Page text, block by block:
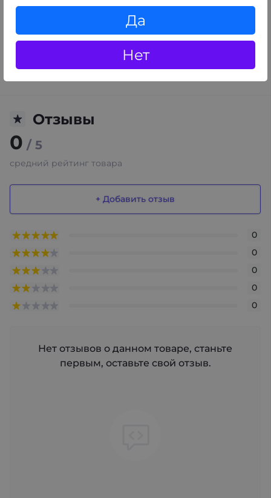
Да
Нет
Данный портсигар с автоматической подачей очень
компактный, его можно носить куда угодно. А если
хотите удивить друзей-курильщиков, то такой
Отзывы
0 / 5
средний рейтинг товара
+ Добавить отзыв
0
0
0
0
0
Нет отзывов о данном товаре, станьте
первым, оставьте свой отзыв.